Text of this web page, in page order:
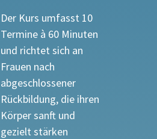
Der Kurs umfasst 10
Termine à 60 Minuten
und richtet sich an
Frauen nach
abgeschlossener
Rückbildung, die ihren
Körper sanft und
gezielt stärken